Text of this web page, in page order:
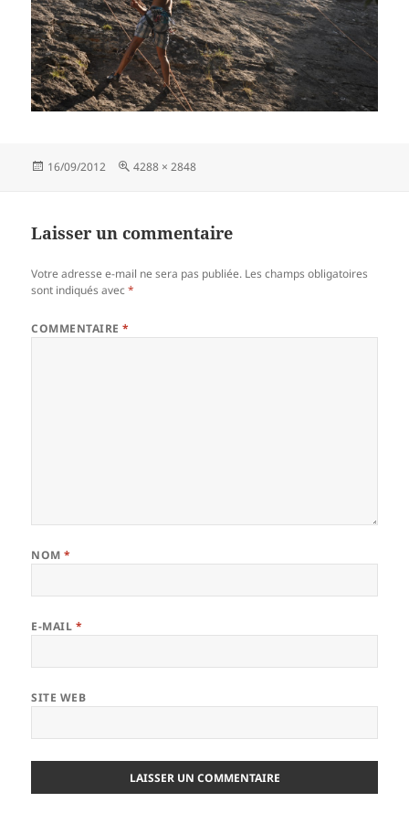
Publié
16/09/2012
Taille
4288 × 2848
Laisser un commentaire
Votre adresse e-mail ne sera pas publiée. Les champs obligatoires
sont indiqués avec*
COMMENTAIRE*
NOM*
E-MAIL *
SITE WEB